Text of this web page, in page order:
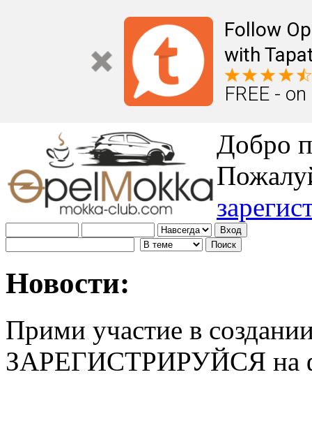
Follow
with
FREE -
Добро
Новости:
Прими участие в
ЗАРЕГИСТРИРУЙСЯ на